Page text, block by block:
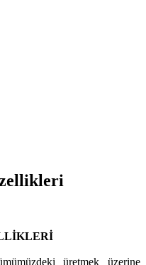
üretmek üzerine